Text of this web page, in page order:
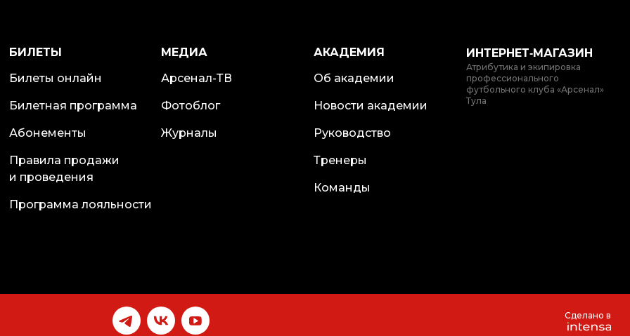
БИЛЕТЫ
Билеты онлайн
Билетная программа
Абонементы
Правила продажи
и проведения
Программа лояльности
МЕДИА
Арсенал-ТВ
Фотоблог
Журналы
АКАДЕМИЯ
Об академии
Новости академии
Руководство
Тренеры
Команды
ИНТЕРНЕТ‑МАГАЗИН
Атрибутика и экипировка
профессионального
футбольного клуба «Арсенал»
Тула
Сделано в